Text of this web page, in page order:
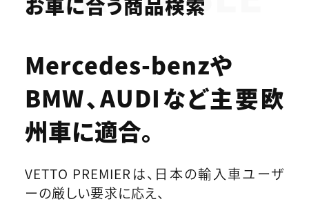
Mercedes-benzや
BMW、AUDIなど主要欧
州車に適合。
VETTO PREMIERは、日本の輸入車ユーザ
ーの厳しい要求に応え、